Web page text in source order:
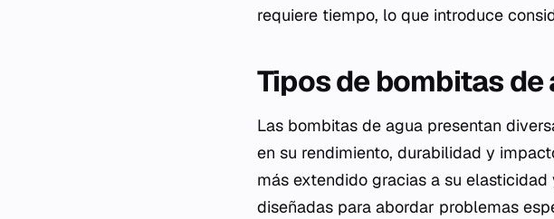
requiere tiempo, lo que introduce
Tipos de bombitas de
Las bombitas de agua presentan
en su rendimiento, durabilidad y
más extendido gracias a su
diseñadas para abordar problemas